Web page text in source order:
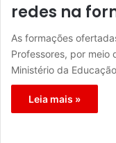
redes na
As formações
Professores, por meio
Ministério da
Leia mais »